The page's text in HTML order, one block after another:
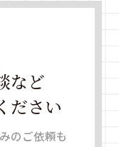
など
ださい
のご依頼も